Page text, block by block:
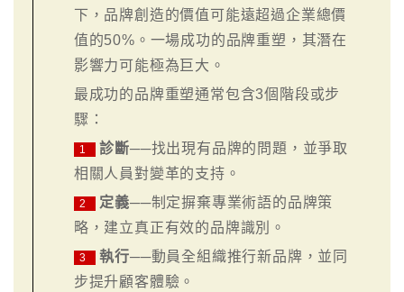
下，品牌創造的價值可能遠超過企業總價
值的50%。一場成功的品牌重塑，其潛在
影響力可能極為巨大。
最成功的品牌重塑通常包含3個階段或步
驟：
1 診斷──找出現有品牌的問題，並爭取
相關人員對變革的支持。
2 定義──制定摒棄專業術語的品牌策
略，建立真正有效的品牌識別。
3 執行──動員全組織推行新品牌，並同
步提升顧客體驗。